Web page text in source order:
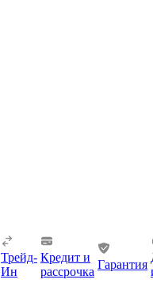
Трейд-
Ин
Кредит и
рассрочка
Гарантия